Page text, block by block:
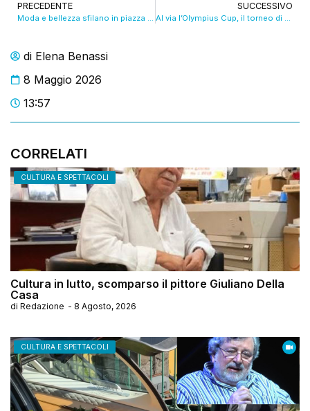
di Elena Benassi
8 Maggio 2026
13:57
CORRELATI
CULTURA E SPETTACOLI
Cultura in lutto, scomparso il pittore Giuliano Della
Casa
di Redazione - 8 Agosto, 2026
CULTURA E SPETTACOLI
PRECEDENTE
Moda e bellezza sfilano in piazza XX settembre. VIDEO
SUCCESSIVO
Al via l’Olympius Cup, il torneo di calcio delle scuole. VIDEO